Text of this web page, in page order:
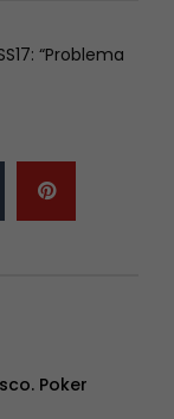
“Problema
Poker